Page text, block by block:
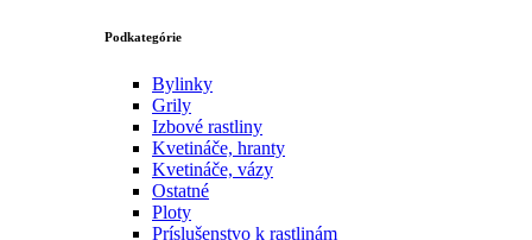
Podkategórie
Bylinky
Grily
Izbové rastliny
Kvetináče, hranty
Kvetináče, vázy
Ostatné
Ploty
Príslušenstvo k rastlinám